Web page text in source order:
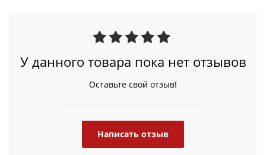
У данного товара пока нет отзывов
Оставьте свой отзыв!
Написать отзыв